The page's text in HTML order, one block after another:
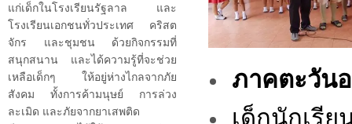
แก่เด็กในโรงเรียนรัฐลาล และ
โรงเรียนเอกชนทั่วประเทศ คริสต
จักร และชุมชน ด้วยกิจกรรมที่
สนุกสนาน และได้ความรู้ที่จะช่วย
เหลือเด็กๆ ให้อยู่ห่างไกลจากภัย
สังคม ทั้งการค้ามนุษย์ การล่วง
ละเมิด และภัยจากยาเสพติด
ภาคตะวัน
เด็กนักเรี